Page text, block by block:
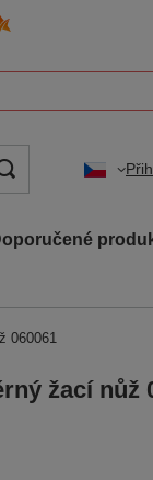
060061
žací nůž